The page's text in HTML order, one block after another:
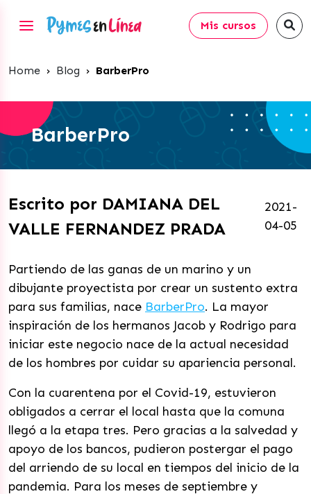
Mis cursos
Home › Blog › BarberPro
BarberPro
Escrito por DAMIANA DEL
VALLE FERNANDEZ PRADA
2021-
04-05
Partiendo de las ganas de un marino y un
dibujante proyectista por crear un sustento extra
para sus familias, nace BarberPro. La mayor
inspiración de los hermanos Jacob y Rodrigo para
iniciar este negocio nace de la actual necesidad
de los hombres por cuidar su apariencia personal.
Con la cuarentena por el Covid-19, estuvieron
obligados a cerrar el local hasta que la comuna
llegó a la etapa tres. Pero gracias a la salvedad y
apoyo de los bancos, pudieron postergar el pago
del arriendo de su local en tiempos del inicio de la
pandemia. Para los meses de septiembre y